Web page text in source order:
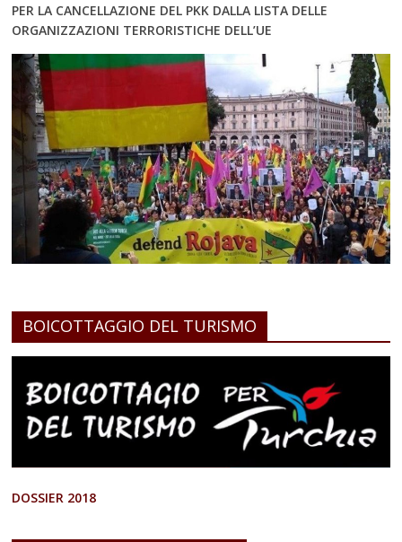
PER LA CANCELLAZIONE DEL PKK DALLA LISTA DELLE
ORGANIZZAZIONI TERRORISTICHE DELL’UE
BOICOTTAGGIO DEL TURISMO
DOSSIER 2018